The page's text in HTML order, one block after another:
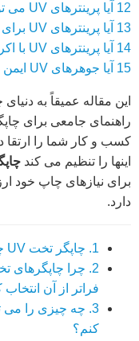
12 آیا پرینترهای UV می توانند روی اجسام منحنی چاپ کنند؟
13 آیا پرینترهای UV برای مشاغل کوچک مناسب هستند؟
14 آیا پرینترهای UV با اکریلیک و فلز کار می کنند؟
15 آیا جوهرهای UV ایمن هستند؟
کسب و کار شما را
اینها را تنظیم می کند
برای نیازهای چاپ خود
دارد.
1. چاپگر تخت UV چیست و چگونه کار می کند؟
فراتر از آن انتخاب
کنم؟